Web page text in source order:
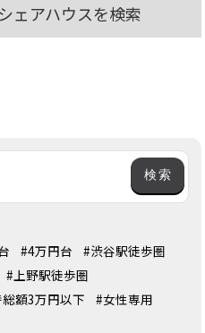
ェアハウスを検索
#4万円台
#渋谷駅徒歩圏
#上野駅徒歩圏
額3万円以下
#女性専用